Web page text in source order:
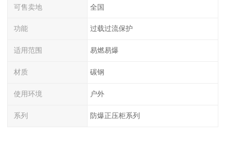
可售卖地 全国
功能 过载过流保护
适用范围 易燃易爆
材质 碳钢
使用环境 户外
系列 防爆正压柜系列